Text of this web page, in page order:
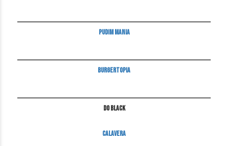
____________________________________________________________________________
Pudim Mania
____________________________________________________________________________
Burgertopia
____________________________________________________________________________
Do Black
Calavera